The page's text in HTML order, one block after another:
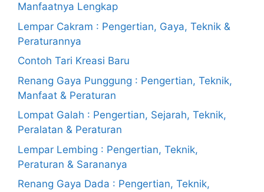
Manfaatnya Lengkap
Lempar Cakram : Pengertian, Gaya, Teknik &
Peraturannya
Contoh Tari Kreasi Baru
Renang Gaya Punggung : Pengertian, Teknik,
Manfaat & Peraturan
Lompat Galah : Pengertian, Sejarah, Teknik,
Peralatan & Peraturan
Lempar Lembing : Pengertian, Teknik,
Peraturan & Sarananya
Renang Gaya Dada : Pengertian, Teknik,